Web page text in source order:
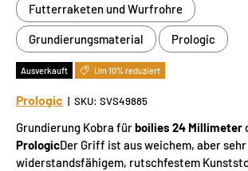
Futterraketen und Wurfrohre
Grundierungsmaterial Prologic
Ausverkauft Um 10% reduziert
Prologic | SKU: SVS49885
Grundierung Kobra fürboilies 24 Millimeter
PrologicDer Griff ist aus weichem, aber sehr
widerstandsfähigem, rutschfestem